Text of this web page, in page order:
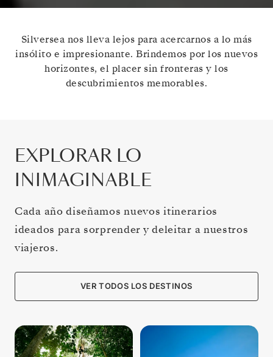
Silversea nos lleva lejos para acercarnos a lo más
insólito e impresionante. Brindemos por los nuevos
horizontes, el placer sin fronteras y los
descubrimientos memorables.
EXPLORAR LO
INIMAGINABLE
Cada año diseñamos nuevos itinerarios
ideados para sorprender y deleitar a nuestros
viajeros.
VER TODOS LOS DESTINOS